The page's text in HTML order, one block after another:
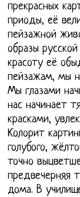
прекрасных
приоды, её
пейзажной
образы
красоту её
пейзажам, мы
Мы глазами
нас начинает
красками,
Колорит
голубого,
точно
предвечерняя
дома. В